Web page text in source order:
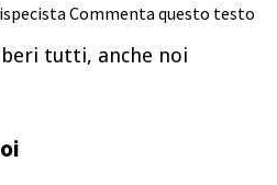
Commenta questo testo